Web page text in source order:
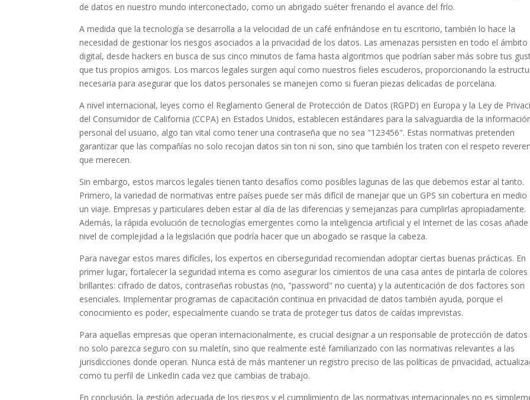
de datos en nuestro mundo interconectado, como un abrigado suéter frenando el avance del frío.
A medida que la tecnología se desarrolla a la velocidad de un café enfriándose en tu escritorio, también lo hace la
necesidad de gestionar los riesgos asociados a la privacidad de los datos. Las amenazas persisten en todo el ámbito
digital, desde hackers en busca de sus cinco minutos de fama hasta algoritmos que podrían saber más sobre tus
que tus propios amigos. Los marcos legales surgen aquí como nuestros fieles escuderos, proporcionando la
necesaria para asegurar que los datos personales se manejen como si fueran piezas delicadas de porcelana.
A nivel internacional, leyes como el Reglamento General de Protección de Datos (RGPD) en Europa y la Ley de
del Consumidor de California (CCPA) en Estados Unidos, establecen estándares para la salvaguardia de la
personal del usuario, algo tan vital como tener una contraseña que no sea "123456". Estas normativas pretenden
garantizar que las compañías no solo recojan datos sin ton ni son, sino que también los traten con el respeto
que merecen.
Sin embargo, estos marcos legales tienen tanto desafíos como posibles lagunas de las que debemos estar al tanto.
Primero, la variedad de normativas entre países puede ser más difícil de manejar que un GPS sin cobertura en medio
un viaje. Empresas y particulares deben estar al día de las diferencias y semejanzas para cumplirlas apropiadamente.
Además, la rápida evolución de tecnologías emergentes como la inteligencia artificial y el Internet de las cosas añade
nivel de complejidad a la legislación que podría hacer que un abogado se rasque la cabeza.
Para navegar estos mares difíciles, los expertos en ciberseguridad recomiendan adoptar ciertas buenas prácticas. En
primer lugar, fortalecer la seguridad interna es como asegurar los cimientos de una casa antes de pintarla de colores
brillantes: cifrado de datos, contraseñas robustas (no, "password" no cuenta) y la autenticación de dos factores son
esenciales. Implementar programas de capacitación continua en privacidad de datos también ayuda, porque el
conocimiento es poder, especialmente cuando se trata de proteger tus datos de caídas imprevistas.
Para aquellas empresas que operan internacionalmente, es crucial designar a un responsable de protección de datos
no solo parezca seguro con su maletín, sino que realmente esté familiarizado con las normativas relevantes a las
jurisdicciones donde operan. Nunca está de más mantener un registro preciso de las políticas de privacidad,
como tu perfil de LinkedIn cada vez que cambias de trabajo.
En conclusión, la gestión adecuada de los riesgos y el cumplimiento de las normativas internacionales no es